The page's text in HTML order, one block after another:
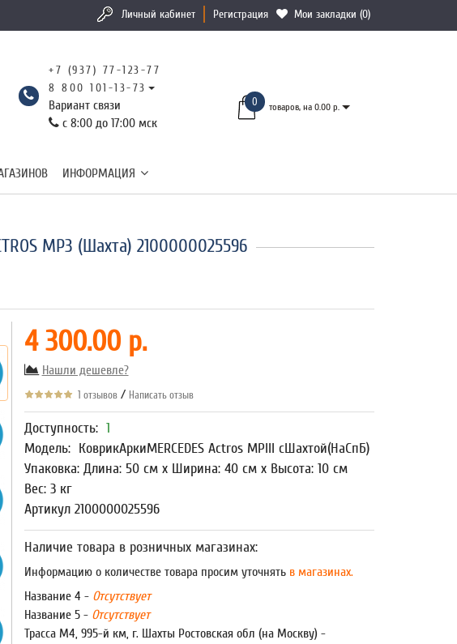
Личный кабинет Регистрация Мои закладки (0)
+7 (937) 77-123-77
8 800 101-13-73
Вариант связи
с 8:00 до 17:00 мск
0 товаров, на 0.00 р.
ИНФОРМАЦИЯ
MP3 (Шахта) 2100000025596
4 300.00 р.
Нашли дешевле?
1 отзывов / Написать отзыв
Доступность: 1
Модель: КоврикАркиMERCEDES Actros MPIII сШахтой(НаСпБ)
Упаковка: Длина: 50 см x Ширина: 40 см x Высота: 10 см
Вес: 3 кг
Артикул 2100000025596
Наличие товара в розничных магазинах:
Информацию о количестве товара просим уточнятьв магазинах.
Название 4 - Отсутствует
Название 5 - Отсутствует
Трасса М4, 995-й км, г. Шахты Ростовская обл (на Москву) -